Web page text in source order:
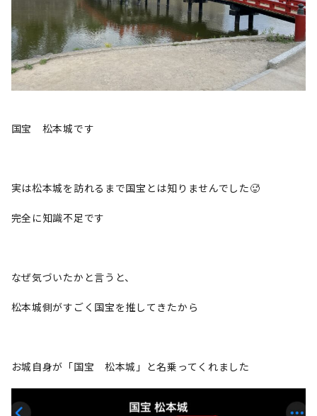
国宝 松本城です
実は松本城を訪れるまで国宝とは知りませんでした🥵
完全に知識不足です
なぜ気づいたかと言うと、
松本城側がすごく国宝を推してきたから
お城自身が「国宝 松本城」と名乗ってくれました